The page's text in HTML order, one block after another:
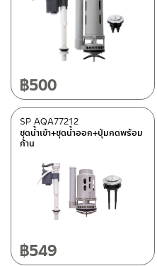
หมวดสินค้า
Rasland-AQ2
การใช้งาน
อะไหล่ AQ 987654-UF
อะไหล่ AQ 969888 (1)
อะไหล่ AQ 901234
อะไหล่ AQ 91335-UF
อะไหล่ AQ 91212 (1)
อะไหล่ AQ 678786
฿500
ชุดน้ำเข้า+ชุดน้ำออก+ปุ่มกดพร้อม
ก้าน
SP AQA77212
฿549